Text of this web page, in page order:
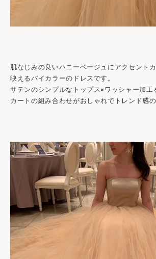
肌なじみの良いハニーベージュにアクセント
映えるバイカラーのドレスです。
サテンのシンプルなトップス×ワッシャー加工
カートの組み合わせがおしゃれでトレンド感の